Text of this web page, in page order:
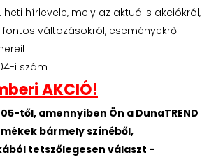
heti hírlevele, mely az aktuális akciókról,
fontos változásokról, eseményekről
i szám
AKCIÓ!
től, amennyiben Ön a DunaTREND
bármely színéből,
tetszőlegesen választ -